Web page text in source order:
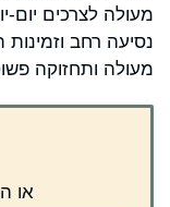
מעולה לצרכים יום-
נסיעה רחב
מעולה ותחזוקה
או